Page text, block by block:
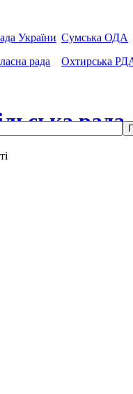
України
рада
Сумська ОДА
Охтирська
рада